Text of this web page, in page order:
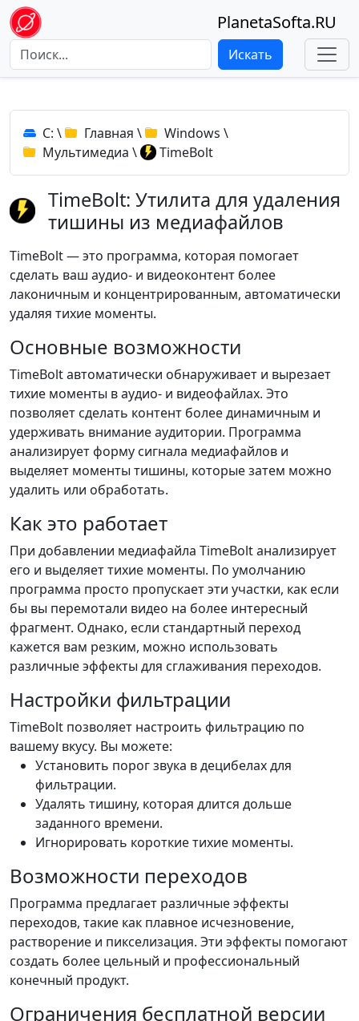
PlanetaSofta.RU
Искать
C: \ Главная \ Windows \
Мультимедиа \ TimeBolt
TimeBolt: Утилита для удаления
тишины из медиафайлов
TimeBolt — это программа, которая помогает
сделать ваш аудио- и видеоконтент более
лаконичным и концентрированным, автоматически
удаляя тихие моменты.
Основные возможности
TimeBolt автоматически обнаруживает и вырезает
тихие моменты в аудио- и видеофайлах. Это
позволяет сделать контент более динамичным и
удерживать внимание аудитории. Программа
анализирует форму сигнала медиафайлов и
выделяет моменты тишины, которые затем можно
удалить или обработать.
Как это работает
При добавлении медиафайла TimeBolt анализирует
его и выделяет тихие моменты. По умолчанию
программа просто пропускает эти участки, как если
бы вы перемотали видео на более интересный
фрагмент. Однако, если стандартный переход
кажется вам резким, можно использовать
различные эффекты для сглаживания переходов.
Настройки фильтрации
TimeBolt позволяет настроить фильтрацию по
вашему вкусу. Вы можете:
Установить порог звука в децибелах для
фильтрации.
Удалять тишину, которая длится дольше
заданного времени.
Игнорировать короткие тихие моменты.
Возможности переходов
Программа предлагает различные эффекты
переходов, такие как плавное исчезновение,
растворение и пикселизация. Эти эффекты помогают
создать более цельный и профессиональный
конечный продукт.
Ограничения бесплатной версии